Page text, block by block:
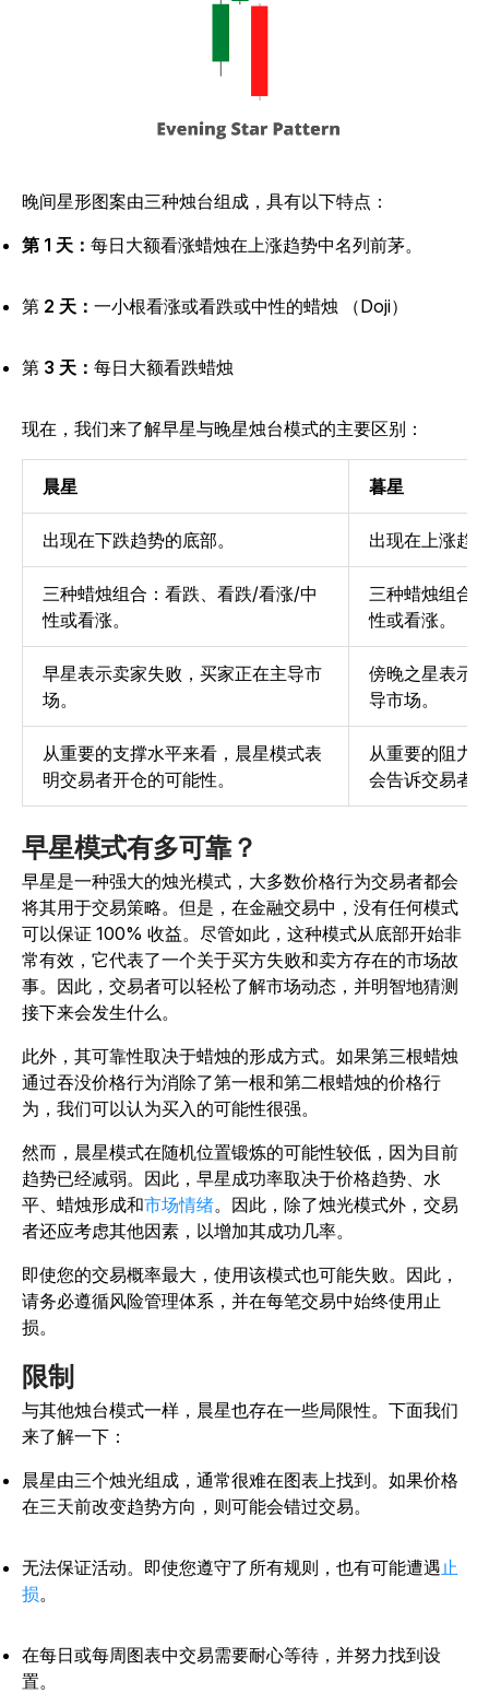
晚间星形图案由三种烛台组成，具有以下特点：
第 1 天： 每日大额看涨蜡烛在上涨趋势中名列前茅。
第 2 天： 一小根看涨或看跌或中性的蜡烛 （Doji）
第 3 天： 每日大额看跌蜡烛
现在，我们来了解早星与晚星烛台模式的主要区别：
晨星 暮星
出现在下跌趋势的底部。 出现在上涨趋
三种蜡烛组合：看跌、看跌/看涨/中
性或看涨。
三种蜡烛组合
性或看涨。
早星表示卖家失败，买家正在主导市
场。
傍晚之星表示
导市场。
从重要的支撑水平来看，晨星模式表
明交易者开仓的可能性。
从重要的阻力
会告诉交易者
早星模式有多可靠？
早星是一种强大的烛光模式，大多数价格行为交易者都会
将其用于交易策略。但是，在金融交易中，没有任何模式
可以保证 100% 收益。尽管如此，这种模式从底部开始非
常有效，它代表了一个关于买方失败和卖方存在的市场故
事。因此，交易者可以轻松了解市场动态，并明智地猜测
接下来会发生什么。
此外，其可靠性取决于蜡烛的形成方式。如果第三根蜡烛
通过吞没价格行为消除了第一根和第二根蜡烛的价格行
为，我们可以认为买入的可能性很强。
然而，晨星模式在随机位置锻炼的可能性较低，因为目前
趋势已经减弱。因此，早星成功率取决于价格趋势、水
平、蜡烛形成和市场情绪。因此，除了烛光模式外，交易
者还应考虑其他因素，以增加其成功几率。
即使您的交易概率最大，使用该模式也可能失败。因此，
请务必遵循风险管理体系，并在每笔交易中始终使用止
损。
限制
与其他烛台模式一样，晨星也存在一些局限性。下面我们
来了解一下：
晨星由三个烛光组成，通常很难在图表上找到。如果价格
在三天前改变趋势方向，则可能会错过交易。
无法保证活动。即使您遵守了所有规则，也有可能遭遇 止
损。
在每日或每周图表中交易需要耐心等待，并努力找到设
置。